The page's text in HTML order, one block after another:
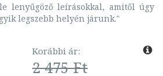
lenyűgöző leírásokkal, amitől úgy
legszebb helyén járunk."
Korábbi ár:
2 475 Ft